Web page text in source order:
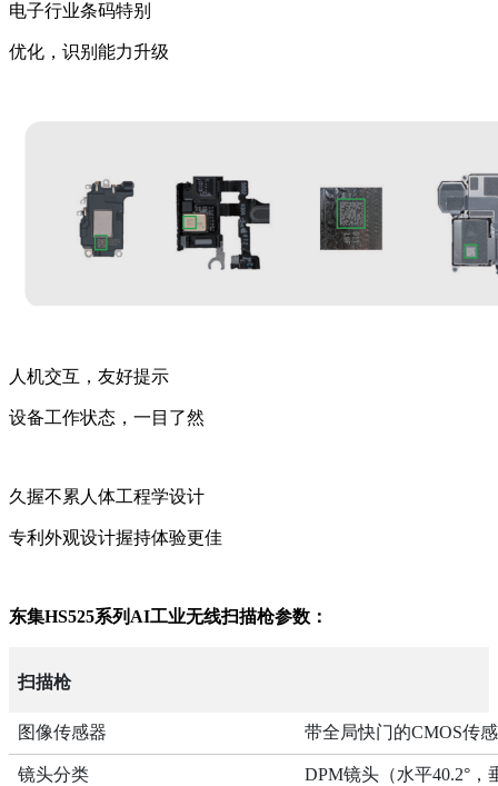
电子行业条码特别
优化，识别能力升级
人机交互，友好提示
设备工作状态，一目了然
久握不累人体工程学设计
专利外观设计握持体验更佳
东集HS525系列AI工业无线扫描枪参数：
扫描枪
图像传感器 带全局快门的CMOS传
镜头分类 DPM镜头（水平40.2°，